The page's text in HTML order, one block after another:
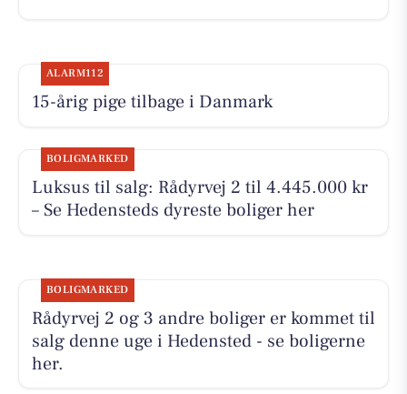
ALARM112
15-årig pige tilbage i Danmark
BOLIGMARKED
Luksus til salg: Rådyrvej 2 til 4.445.000 kr
– Se Hedensteds dyreste boliger her
BOLIGMARKED
Rådyrvej 2 og 3 andre boliger er kommet til
salg denne uge i Hedensted - se boligerne
her.